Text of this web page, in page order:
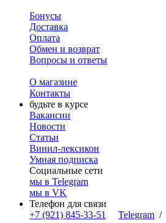
Бонусы
Доставка
Оплата
Обмен и возврат
Вопросы и ответы
О магазине
Контакты
будьте в курсе
Вакансии
Новости
Статьи
Винил-лексикон
Умная подписка
Социальные сети
мы в Telegram
мы в VK
Телефон для связи
+7 (921) 845-33-51
Telegram /